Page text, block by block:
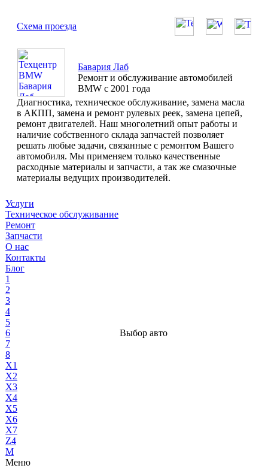
Схема проезда
Бавария Лаб
Ремонт и обслуживание автомобилей
BMW с 2001 года
Диагностика, техническое обслуживание, замена масла
в АКПП, замена и ремонт рулевых реек, замена цепей,
ремонт двигателей. Наш многолетний опыт работы и
наличие собственного склада запчастей позволяет
решать любые задачи, связанные с ремонтом Вашего
автомобиля. Мы применяем только качественные
расходные материалы и запчасти, а так же смазочные
материалы ведущих производителей.
Услуги
Техническое обслуживание
Ремонт
Запчасти
О нас
Контакты
Блог
1
2
3
4
5
6
7
8
X1
X2
X3
X4
X5
X6
X7
Z4
М
Меню
Выбор авто